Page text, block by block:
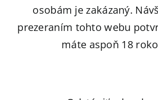
osobám je zakázaný.
prezeraním tohto webu
máte aspoň 18